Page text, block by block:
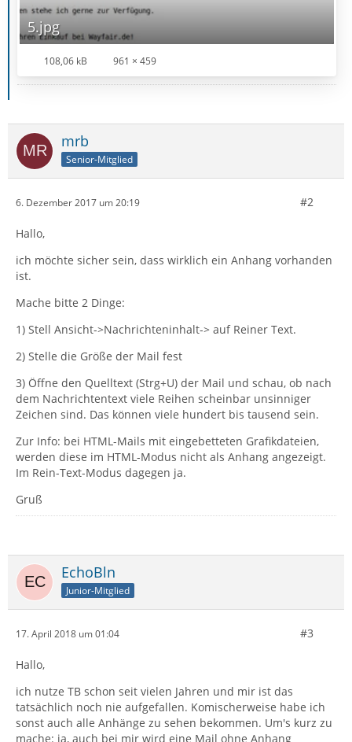
5.jpg
108,06 kB 961 × 459
mrb
Senior-Mitglied
6. Dezember 2017 um 20:19 #2
Hallo,
ich möchte sicher sein, dass wirklich ein Anhang vorhanden
ist.
Mache bitte 2 Dinge:
1) Stell Ansicht->Nachrichteninhalt-> auf Reiner Text.
2) Stelle die Größe der Mail fest
3) Öffne den Quelltext (Strg+U) der Mail und schau, ob nach
dem Nachrichtentext viele Reihen scheinbar unsinniger
Zeichen sind. Das können viele hundert bis tausend sein.
Zur Info: bei HTML-Mails mit eingebetteten Grafikdateien,
werden diese im HTML-Modus nicht als Anhang angezeigt.
Im Rein-Text-Modus dagegen ja.
Gruß
EchoBln
Junior-Mitglied
17. April 2018 um 01:04 #3
Hallo,
ich nutze TB schon seit vielen Jahren und mir ist das
tatsächlich noch nie aufgefallen. Komischerweise habe ich
sonst auch alle Anhänge zu sehen bekommen. Um's kurz zu
mache: ja, auch bei mir wird eine Mail ohne Anhang